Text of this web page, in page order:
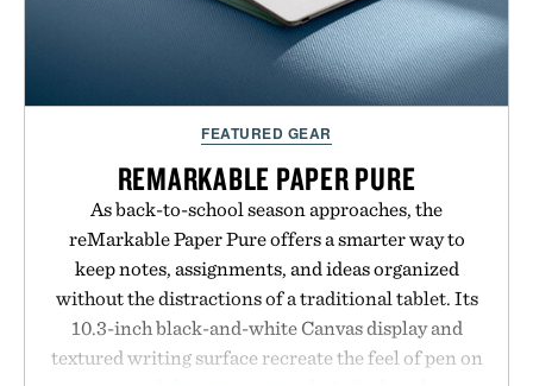
Presented by Hairmax.
FEATURED GEAR
REMARKABLE PAPER PURE
As back-to-school season approaches, the
reMarkable Paper Pure offers a smarter way to
keep notes, assignments, and ideas organized
without the distractions of a traditional tablet. Its
10.3-inch black-and-white Canvas display and
textured writing surface recreate the feel of pen on